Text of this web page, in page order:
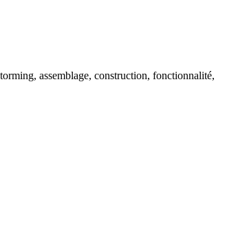
assemblage, construction, fonctionnalité,